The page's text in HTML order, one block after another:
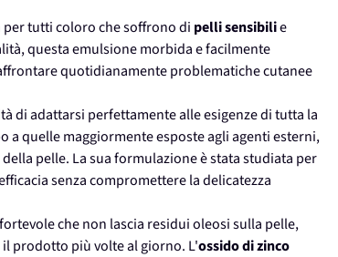
tutti coloro che soffrono di pelli sensibilie
questa emulsione morbida e facilmente
quotidianamente problematiche cutanee
di adattarsi perfettamente alle esigenze di tutta la
a quelle maggiormente esposte agli agenti esterni,
pelle. La sua formulazione è stata studiata per
senza compromettere la delicatezza
che non lascia residui oleosi sulla pelle,
prodotto più volte al giorno. L'ossido di zinco